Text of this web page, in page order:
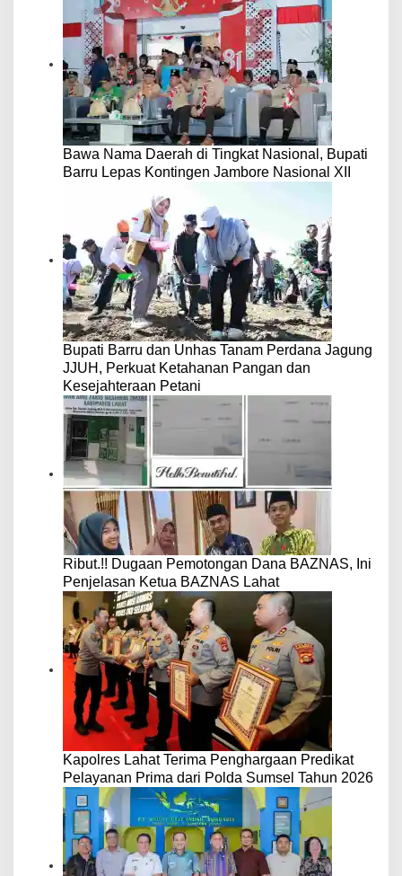
Bawa Nama Daerah di Tingkat Nasional, Bupati
Barru Lepas Kontingen Jambore Nasional XII
Bupati Barru dan Unhas Tanam Perdana Jagung
JJUH, Perkuat Ketahanan Pangan dan
Kesejahteraan Petani
Ribut.!! Dugaan Pemotongan Dana BAZNAS, Ini
Penjelasan Ketua BAZNAS Lahat
Kapolres Lahat Terima Penghargaan Predikat
Pelayanan Prima dari Polda Sumsel Tahun 2026